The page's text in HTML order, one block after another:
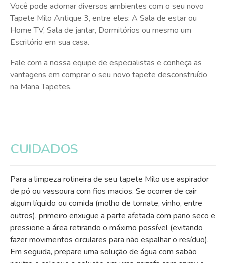
Você pode adornar diversos ambientes com o seu novo
Tapete Milo Antique 3, entre eles: A Sala de estar ou
Home TV, Sala de jantar, Dormitórios ou mesmo um
Escritório em sua casa.
Fale com a nossa equipe de especialistas e conheça as
vantagens em comprar o seu novo tapete desconstruído
na Mana Tapetes.
CUIDADOS
Para a limpeza rotineira de seu tapete Milo use aspirador
de pó ou vassoura com fios macios. Se ocorrer de cair
algum líquido ou comida (molho de tomate, vinho, entre
outros), primeiro enxugue a parte afetada com pano seco e
pressione a área retirando o máximo possível (evitando
fazer movimentos circulares para não espalhar o resíduo).
Em seguida, prepare uma solução de água com sabão